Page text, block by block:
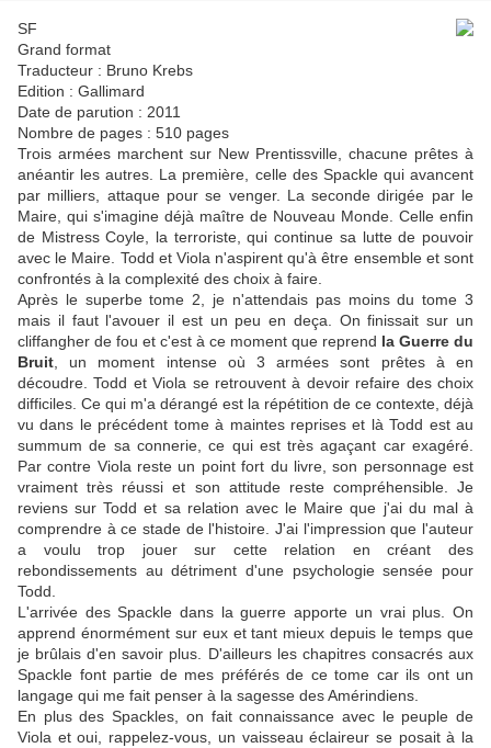
SF
Grand format
Traducteur : Bruno Krebs
Edition : Gallimard
Date de parution : 2011
Nombre de pages : 510 pages
Trois armées marchent sur New Prentissville, chacune prêtes à
anéantir les autres. La première, celle des Spackle qui avancent
par milliers, attaque pour se venger. La seconde dirigée par le
Maire, qui s'imagine déjà maître de Nouveau Monde. Celle enfin
de Mistress Coyle, la terroriste, qui continue sa lutte de pouvoir
avec le Maire. Todd et Viola n'aspirent qu'à être ensemble et sont
confrontés à la complexité des choix à faire.
Après le superbe tome 2, je n'attendais pas moins du tome 3
mais il faut l'avouer il est un peu en deça. On finissait sur un
cliffangher de fou et c'est à ce moment que reprend la Guerre du
Bruit , un moment intense où 3 armées sont prêtes à en
découdre. Todd et Viola se retrouvent à devoir refaire des choix
difficiles. Ce qui m'a dérangé est la répétition de ce contexte, déjà
vu dans le précédent tome à maintes reprises et là Todd est au
summum de sa connerie, ce qui est très agaçant car exagéré.
Par contre Viola reste un point fort du livre, son personnage est
vraiment très réussi et son attitude reste compréhensible. Je
reviens sur Todd et sa relation avec le Maire que j'ai du mal à
comprendre à ce stade de l'histoire. J'ai l'impression que l'auteur
a voulu trop jouer sur cette relation en créant des
rebondissements au détriment d'une psychologie sensée pour
Todd.
L'arrivée des Spackle dans la guerre apporte un vrai plus. On
apprend énormément sur eux et tant mieux depuis le temps que
je brûlais d'en savoir plus. D'ailleurs les chapitres consacrés aux
Spackle font partie de mes préférés de ce tome car ils ont un
langage qui me fait penser à la sagesse des Amérindiens.
En plus des Spackles, on fait connaissance avec le peuple de
Viola et oui, rappelez-vous, un vaisseau éclaireur se posait à la